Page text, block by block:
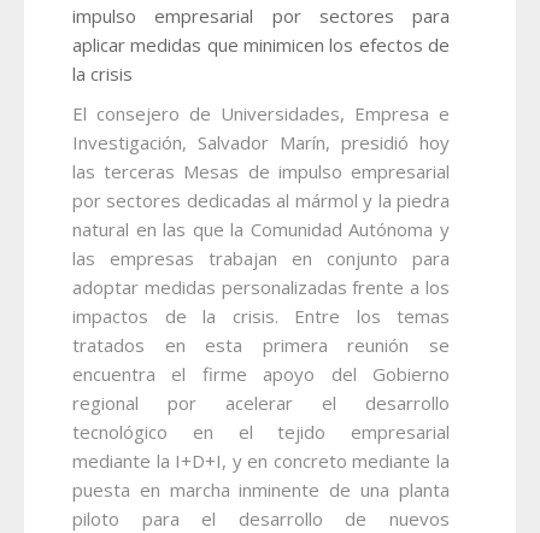
impulso empresarial por sectores para
aplicar medidas que minimicen los efectos de
la crisis
El consejero de Universidades, Empresa e
Investigación, Salvador Marín, presidió hoy
las terceras Mesas de impulso empresarial
por sectores dedicadas al mármol y la piedra
natural en las que la Comunidad Autónoma y
las empresas trabajan en conjunto para
adoptar medidas personalizadas frente a los
impactos de la crisis. Entre los temas
tratados en esta primera reunión se
encuentra el firme apoyo del Gobierno
regional por acelerar el desarrollo
tecnológico en el tejido empresarial
mediante la I+D+I, y en concreto mediante la
puesta en marcha inminente de una planta
piloto para el desarrollo de nuevos